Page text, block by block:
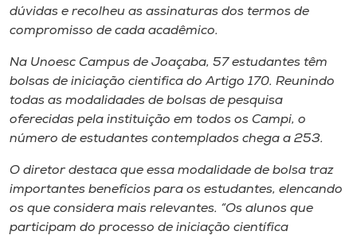
Editora
Rádio
Museu
Unoesc
Store
dúvidas e recolheu as assinaturas dos termos de
compromisso de cada acadêmico.
Na Unoesc Campus de Joaçaba, 57 estudantes têm
bolsas de iniciação cientifica do Artigo 170. Reunindo
todas as modalidades de bolsas de pesquisa
oferecidas pela instituição em todos os Campi, o
número de estudantes contemplados chega a 253.
O diretor destaca que essa modalidade de bolsa traz
importantes benefícios para os estudantes, elencando
os que considera mais relevantes. “Os alunos que
participam do processo de iniciação científica